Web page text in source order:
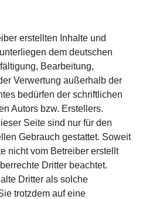
erstellten Inhalte und
dem deutschen
Bearbeitung,
Verwertung außerhalb der
bedürfen der schriftlichen
Autors bzw. Erstellers.
Seite sind nur für den
Gebrauch gestattet. Soweit
nicht vom Betreiber erstellt
Dritter beachtet.
Dritter als solche
trotzdem auf eine